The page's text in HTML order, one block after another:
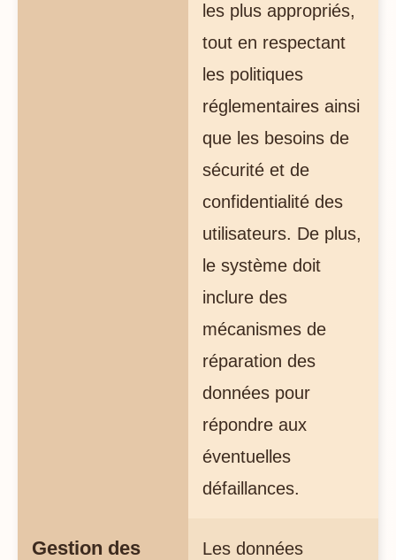
les plus appropriés,
tout en respectant
les politiques
réglementaires ainsi
que les besoins de
sécurité et de
confidentialité des
utilisateurs. De plus,
le système doit
inclure des
mécanismes de
réparation des
données pour
répondre aux
éventuelles
défaillances.
Gestion des
Les données